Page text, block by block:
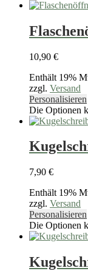
10,90 €
Enthält 19%
zzgl. Versand
Personalisieren
Die Optionen
7,90 €
Enthält 19%
zzgl. Versand
Personalisieren
Die Optionen